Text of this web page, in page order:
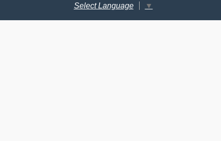
Select Language
▼